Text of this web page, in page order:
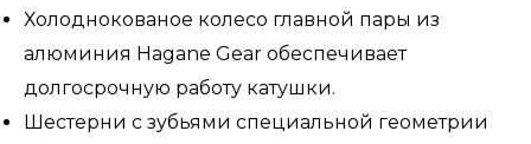
Холоднокованое колесо главной пары из
алюминия Hagane Gear обеспечивает
долгосрочную работу катушки.
Шестерни с зубьями специальной геометрии